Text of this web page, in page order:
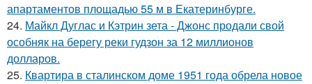
апартаментов площадью 55 м в Екатеринбурге.
24. Майкл Дуглас и Кэтрин зета - Джонс продали свой
особняк на берегу реки гудзон за 12 миллионов
долларов.
25. Квартира в сталинском доме 1951 года обрела новое